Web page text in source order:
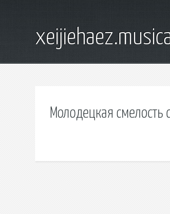
Молодецкая смелость